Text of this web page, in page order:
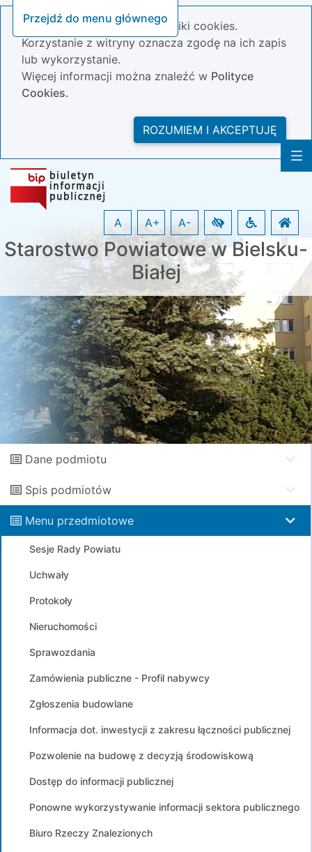
Przejdź do menu głównego
Nasza strona wykorzystuje pliki cookies.
Korzystanie z witryny oznacza zgodę na ich zapis
lub wykorzystanie.
Więcej informacji można znaleźć w Polityce
Cookies.
ROZUMIEM I AKCEPTUJĘ
Starostwo Powiatowe w Bielsku-
Białej
A A+ A-
Dane podmiotu
Spis podmiotów
Menu przedmiotowe
Sesje Rady Powiatu
Uchwały
Protokoły
Nieruchomości
Sprawozdania
Zamówienia publiczne - Profil nabywcy
Zgłoszenia budowlane
Informacja dot. inwestycji z zakresu łączności publicznej
Pozwolenie na budowę z decyzją środowiskową
Dostęp do informacji publicznej
Ponowne wykorzystywanie informacji sektora publicznego
Biuro Rzeczy Znalezionych